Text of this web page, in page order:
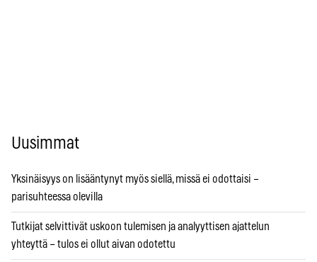
Uusimmat
Yksinäisyys on lisääntynyt myös siellä, missä ei odottaisi –
parisuhteessa olevilla
Tutkijat selvittivät uskoon tulemisen ja analyyttisen ajattelun
yhteyttä – tulos ei ollut aivan odotettu